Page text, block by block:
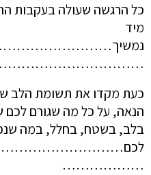
כל הרגשה שעולה בעקבות
מיד
כעת מקדו את תשומת הלב
הנאה, על כל מה שגורם לכם
בלב, בשטח, בחלל, במה
………………